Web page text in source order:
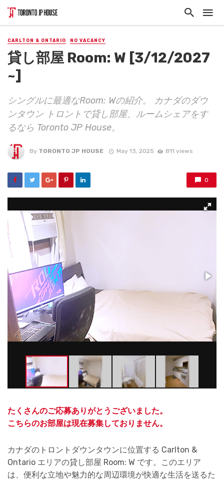
CARLTON & ONTARIO NO VACANCY
貸し部屋 Room: W [3/12/2027
~]
シングルに最適なRoom: Wの紹介。 カナダのダウ
ンタウン トロントで貸し部屋、ルームシェアをす
るなら Toronto JP House。
By TORONTO JP HOUSE May 13, 2025 811 views
0
たくさんのご応募ありがとうございました。
こちらのお部屋は現在募集しておりません。
カナダのトロントダウンタウンに位置する Carlton &
Ontario エリアの貸し部屋 Room: W です。このエリア
は、便利な立地や魅力的な周辺環境が快適な生活を送るた